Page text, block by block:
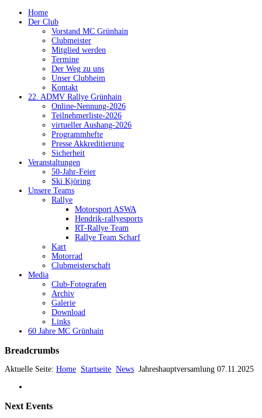
Home
Der Club
Vorstand MC Grünhain
Clubmeister
Mitglied werden
Termine
Der Weg zu uns
Unser Clubheim
Kontakt
22. ADMV Rallye Grünhain
Online-Nennung-2026
Teilnehmerliste-2026
virtueller Aushang-2026
Programmhefte
Presse Akkreditierung
Sicherheit
Veranstaltungen
50-Jahr-Feier
Ski Kjöring
Unsere Teams
Rallye
Motorsport ASWA
Hendrik-rallyesports
RT-Rallye Team
Rallye Team Scharf
Kart
Motorrad
Clubmeisterschaft
Media
Club-Fotografen
Archiv
Galerie
Download
Links
60 Jahre MC Grünhain
Breadcrumbs
Aktuelle Seite: Home Startseite News Jahreshauptversamlung 07.11.2025
Next Events